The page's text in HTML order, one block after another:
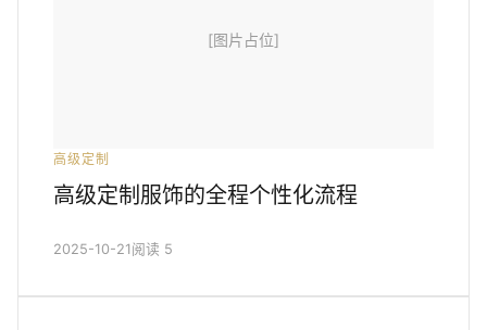
[图片占位]
高级定制
高级定制服饰的全程个性化流程
2025-10-21 阅读 5